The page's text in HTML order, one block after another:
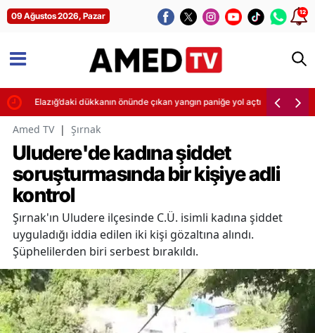
09 Ağustos 2026, Pazar 12
Elazığ’daki dükkanın önünde çıkan yangın paniğe yol açtı
Amed TV | Şırnak
Uludere'de kadına şiddet
soruşturmasında bir kişiye adli
kontrol
Şırnak'ın Uludere ilçesinde C.Ü. isimli kadına şiddet
uyguladığı iddia edilen iki kişi gözaltına alındı.
Şüphelilerden biri serbest bırakıldı.